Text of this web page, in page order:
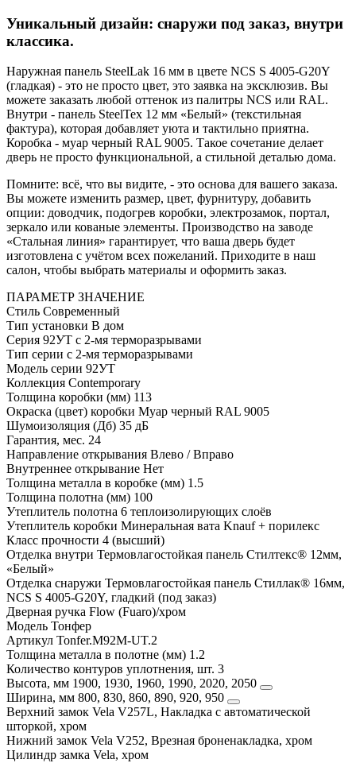
Уникальный дизайн: снаружи под заказ, внутри
классика.
Наружная панель SteelLak 16 мм в цвете NCS S 4005-G20Y
(гладкая) - это не просто цвет, это заявка на эксклюзив. Вы
можете заказать любой оттенок из палитры NCS или RAL.
Внутри - панель SteelTex 12 мм «Белый» (текстильная
фактура), которая добавляет уюта и тактильно приятна.
Коробка - муар черный RAL 9005. Такое сочетание делает
дверь не просто функциональной, а стильной деталью дома.
Помните: всё, что вы видите, - это основа для вашего заказа.
Вы можете изменить размер, цвет, фурнитуру, добавить
опции: доводчик, подогрев коробки, электрозамок, портал,
зеркало или кованые элементы. Производство на заводе
«Стальная линия» гарантирует, что ваша дверь будет
изготовлена с учётом всех пожеланий. Приходите в наш
салон, чтобы выбрать материалы и оформить заказ.
ПАРАМЕТР ЗНАЧЕНИЕ
Стиль Современный
Тип установки В дом
Серия 92УТ с 2-мя терморазрывами
Тип серии с 2-мя терморазрывами
Модель серии 92УТ
Коллекция Contemporary
Толщина коробки (мм) 113
Окраска (цвет) коробки Муар черный RAL 9005
Шумоизоляция (Дб) 35 дБ
Гарантия, мес. 24
Направление открывания Влево / Вправо
Внутреннее открывание Нет
Толщина металла в коробке (мм) 1.5
Толщина полотна (мм) 100
Утеплитель полотна 6 теплоизолирующих слоёв
Утеплитель коробки Минеральная вата Knauf + порилекс
Класс прочности 4 (высший)
Отделка внутри Термовлагостойкая панель Стилтекс® 12мм,
«Белый»
Отделка снаружи Термовлагостойкая панель Стиллак® 16мм,
NCS S 4005-G20Y, гладкий (под заказ)
Дверная ручка Flow (Fuaro)/хром
Модель Тонфер
Артикул Tonfer.M92M-UT.2
Толщина металла в полотне (мм) 1.2
Количество контуров уплотнения, шт. 3
Высота, мм 1900, 1930, 1960, 1990, 2020, 2050
Ширина, мм 800, 830, 860, 890, 920, 950
Верхний замок Vela V257L, Накладка с автоматической
шторкой, хром
Нижний замок Vela V252, Врезная броненакладка, хром
Цилиндр замка Vela, хром